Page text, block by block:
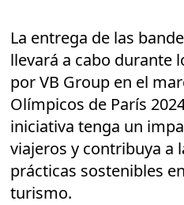
La entrega de las
llevará a cabo durante
por VB Group en el
Olímpicos de París
iniciativa tenga un
viajeros y contribuya a
prácticas sostenibles
turismo.